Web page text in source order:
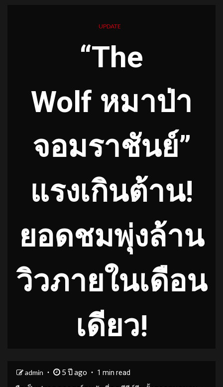
UPDATE
“The
Wolf หมาป่า
จอมราชันย์”
แรงเกินต้าน!
ยอดชมพุ่งล้าน
วิวภายในเดือน
เดียว!
admin 5 ปี ago 1 min read